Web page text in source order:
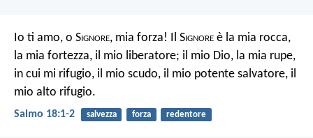
Io ti amo, o Signore, mia forza! Il Signore è la mia rocca,
la mia fortezza, il mio liberatore; il mio Dio, la mia rupe,
in cui mi rifugio, il mio scudo, il mio potente salvatore, il
mio alto rifugio.
Salmo 18:1-2 salvezza forza redentore